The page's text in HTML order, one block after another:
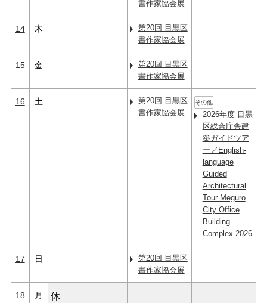
書作家協会展
14 木
第20回 目黒区
書作家協会展
15 金
第20回 目黒区
書作家協会展
16 土
第20回 目黒区
書作家協会展
その他
2026年度 目黒
区総合庁舎建
築ガイドツア
ー／English-
language
Guided
Architectural
Tour Meguro
City Office
Building
Complex 2026
17 日
第20回 目黒区
書作家協会展
18 月 休